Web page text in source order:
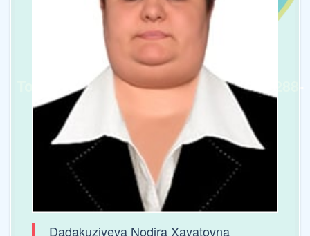
Toshkent shaxar Yunusobod tumani 288-
sonli umumta’lim maktabi
Dadakuziyeva Nodira Xayatovna